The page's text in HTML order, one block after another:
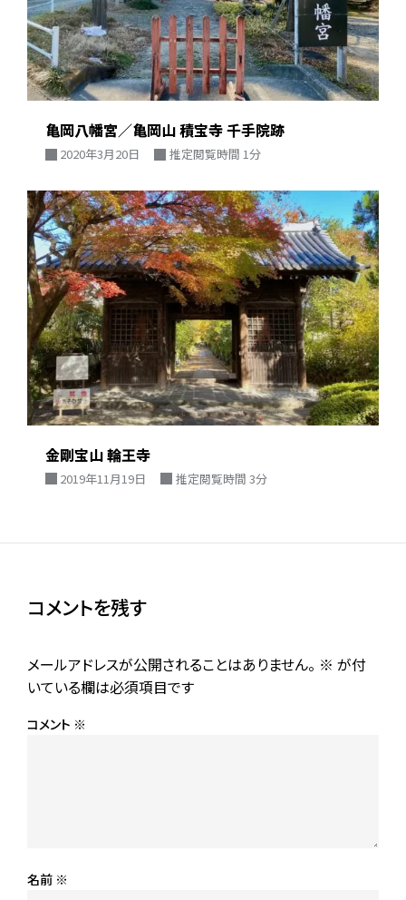
亀岡八幡宮／亀岡山 積宝寺 千手院跡
2020年3月20日 推定閲覧時間 1分
金剛宝山 輪王寺
2019年11月19日 推定閲覧時間 3分
コメントを残す
メールアドレスが公開されることはありません。 ※ が付
いている欄は必須項目です
コメント ※
名前 ※